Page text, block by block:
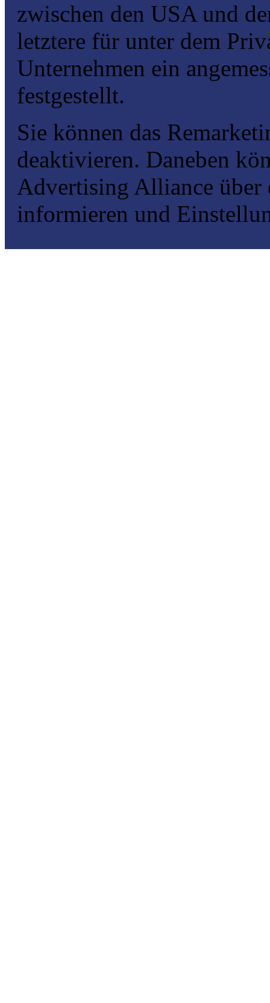
zwischen den USA und
letztere für unter dem
Unternehmen ein
festgestellt.
Sie können das
deaktivieren. Daneben
Advertising Alliance über
informieren und